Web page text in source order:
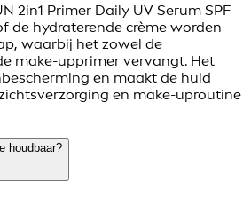
2in1 Primer Daily UV Serum SPF
de hydraterende crème worden
waarbij het zowel de
make-upprimer vervangt. Het
en maakt de huid
en make-uproutine
houdbaar?